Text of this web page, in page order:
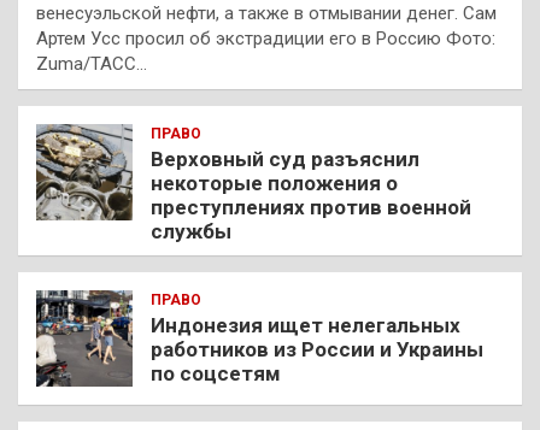
венесуэльской нефти, а также в отмывании денег. Сам
Артем Усс просил об экстрадиции его в Россию Фото:
Zuma/ТАСС…
ПРАВО
Верховный суд разъяснил
некоторые положения о
преступлениях против военной
службы
ПРАВО
Индонезия ищет нелегальных
работников из России и Украины
по соцсетям